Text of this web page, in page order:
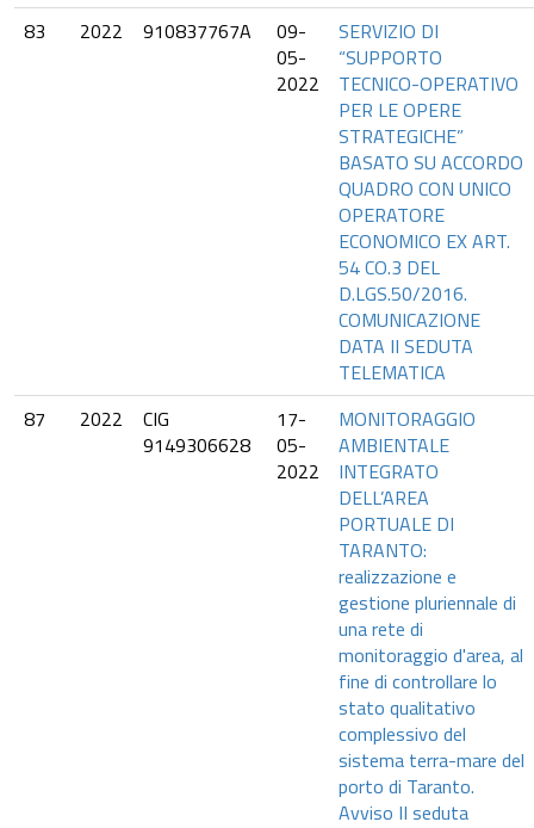
83
2022 910837767A
09-
05-
2022
SERVIZIO DI
“SUPPORTO
TECNICO-OPERATIVO
PER LE OPERE
STRATEGICHE”
BASATO SU ACCORDO
QUADRO CON UNICO
OPERATORE
ECONOMICO EX ART.
54 CO.3 DEL
D.LGS.50/2016.
COMUNICAZIONE
DATA II SEDUTA
TELEMATICA
87
2022
CIG
9149306628
17-
05-
2022
MONITORAGGIO
AMBIENTALE
INTEGRATO
DELL’AREA
PORTUALE DI
TARANTO:
realizzazione e
gestione pluriennale di
una rete di
monitoraggio d'area, al
fine di controllare lo
stato qualitativo
complessivo del
sistema terra-mare del
porto di Taranto.
Avviso II seduta